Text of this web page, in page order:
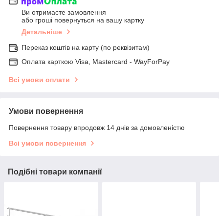
Ви отримаєте замовлення
або гроші повернуться на вашу картку
Детальніше
Переказ коштів на карту (по реквізитам)
Оплата карткою Visa, Mastercard - WayForPay
Всі умови оплати
Умови повернення
Повернення товару впродовж 14 днів за домовленістю
Всі умови повернення
Подібні товари компанії